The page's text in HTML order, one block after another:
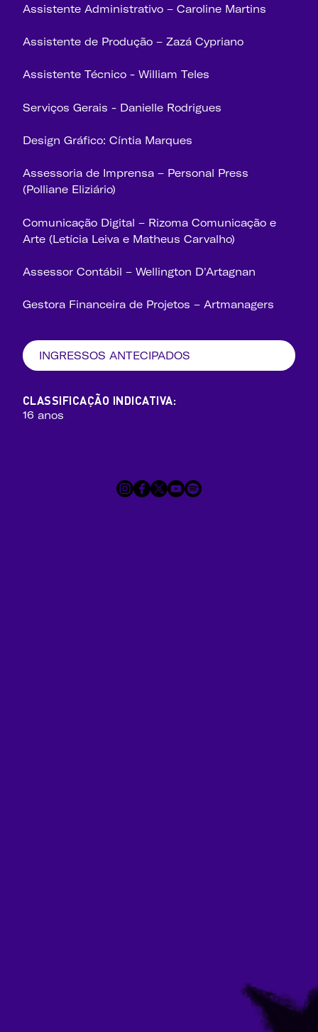
Assistente Administrativo – Caroline Martins
Assistente de Produção – Zazá Cypriano
Assistente Técnico - William Teles
Serviços Gerais - Danielle Rodrigues
Design Gráfico: Cíntia Marques
Assessoria de Imprensa – Personal Press
(Polliane Eliziário)
Comunicação Digital – Rizoma Comunicação e
Arte (Letícia Leiva e Matheus Carvalho)
Assessor Contábil – Wellington D'Artagnan
Gestora Financeira de Projetos – Artmanagers
INGRESSOS ANTECIPADOS
CLASSIFICAÇÃO INDICATIVA:
16 anos